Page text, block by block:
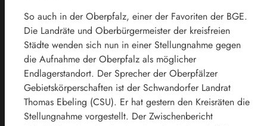
So auch in der Oberpfalz, einer der Favoriten der BGE.
Die Landräte und Oberbürgermeister der kreisfreien
Städte wenden sich nun in einer Stellungnahme gegen
die Aufnahme der Oberpfalz als möglicher
Endlagerstandort. Der Sprecher der Oberpfälzer
Gebietskörperschaften ist der Schwandorfer Landrat
Thomas Ebeling (CSU). Er hat gestern den Kreisräten die
Stellungnahme vorgestellt. Der Zwischenbericht